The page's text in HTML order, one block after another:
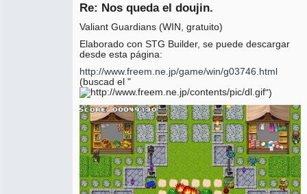
Re: Nos queda el doujin.
Valiant Guardians (WIN, gratuito)
Elaborado con STG Builder, se puede descargar
desde esta página:
http://www.freem.ne.jp/game/win/g03746.html
(buscad el "
")